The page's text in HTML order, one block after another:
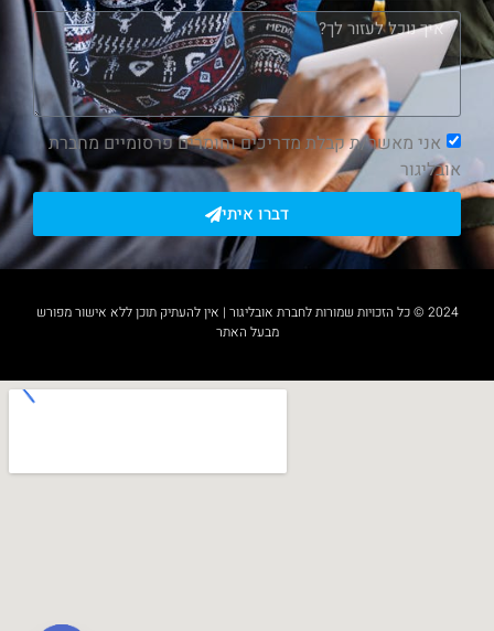
אני מאשר/ת קבלת מדריכים וחומרים פרסומיים מחברת
אובליגור
דברו איתי
2024 © כל הזכויות שמורות לחברת אובליגור | אין להעתיק תוכן ללא אישור מפורש
מבעל האתר